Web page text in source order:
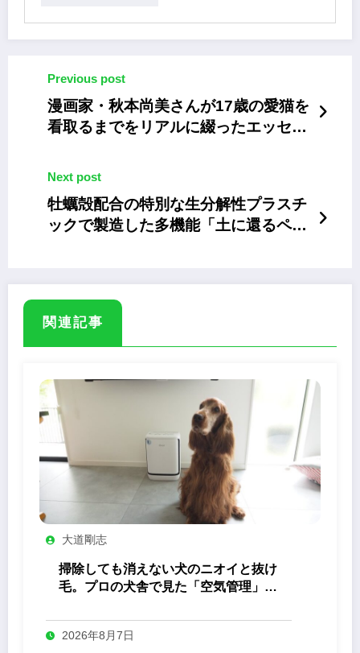
Previous post
漫画家・秋本尚美さんが17歳の愛猫を
看取るまでをリアルに綴ったエッセイ
Next post
牡蠣殻配合の特別な生分解性プラスチ
ックで製造した多機能「土に還るペッ
関連記事
大道剛志
掃除しても消えない犬のニオイと抜け
毛。プロの犬舎で見た「空気管理」の
2026年8月7日